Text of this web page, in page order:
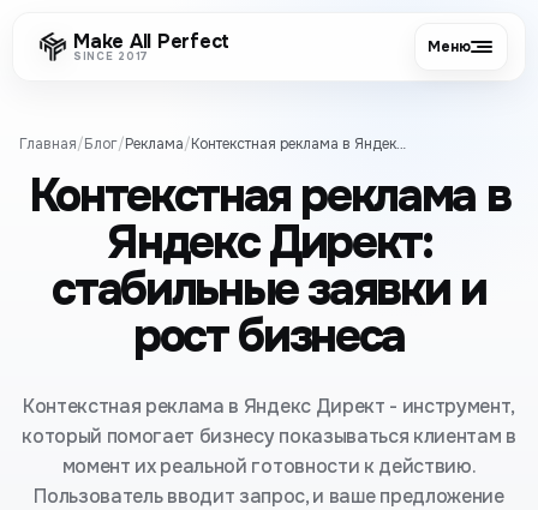
Make All Perfect
SINCE 2017 Меню
Главная/Блог/Реклама/ Контекстная реклама в Яндекс Директ: стабильные заявки и рост бизнеса
Контекстная реклама в
Яндекс Директ:
стабильные заявки и
рост бизнеса
Контекстная реклама в Яндекс Директ - инструмент,
который помогает бизнесу показываться клиентам в
момент их реальной готовности к действию.
Пользователь вводит запрос, и ваше предложение